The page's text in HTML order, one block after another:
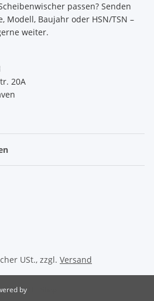
passen? Senden
Modell, Baujahr oder HSN/TSN –
weiter.
20A
USt., zzgl. Versand
by